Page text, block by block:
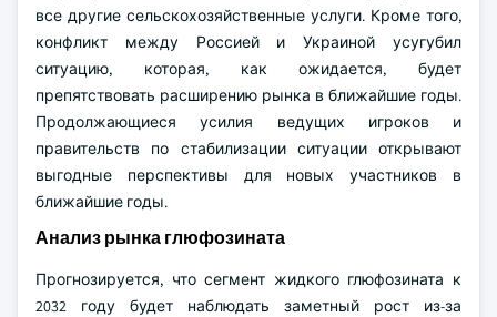
все другие сельскохозяйственные услуги. Кроме того,
конфликт между Россией и Украиной усугубил
ситуацию, которая, как ожидается, будет
препятствовать расширению рынка в ближайшие годы.
Продолжающиеся усилия ведущих игроков и
правительств по стабилизации ситуации открывают
выгодные перспективы для новых участников в
ближайшие годы.
Анализ рынка глюфозината
Прогнозируется, что сегмент жидкого глюфозината к
2032 году будет наблюдать заметный рост из-за